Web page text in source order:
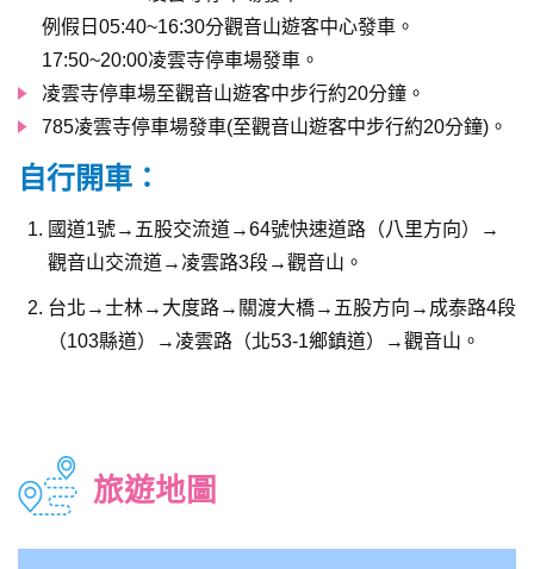
例假日05:40~16:30分觀音山遊客中心發車。
17:50~20:00凌雲寺停車場發車。
凌雲寺停車場至觀音山遊客中步行約20分鐘。
785凌雲寺停車場發車(至觀音山遊客中步行約20分鐘)。
自行開車：
國道1號→五股交流道→64號快速道路（八里方向）→
觀音山交流道→凌雲路3段→觀音山。
台北→士林→大度路→關渡大橋→五股方向→成泰路4段
（103縣道）→凌雲路（北53-1鄉鎮道）→觀音山。
旅遊地圖